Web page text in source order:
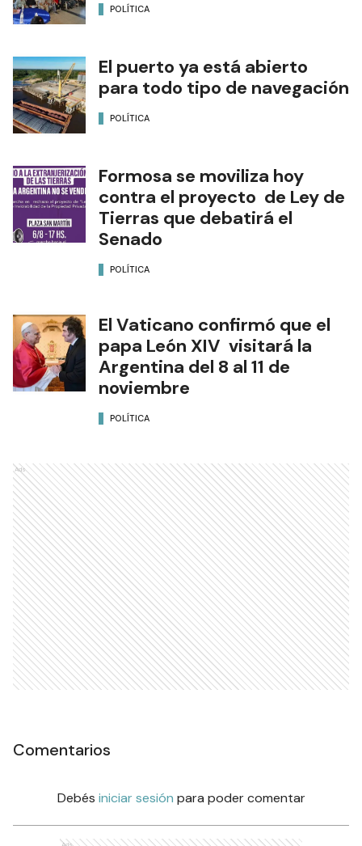
POLÍTICA
El puerto ya está abierto
para todo tipo de navegación
POLÍTICA
Formosa se moviliza hoy
contra el proyecto de Ley de
Tierras que debatirá el
Senado
POLÍTICA
El Vaticano confirmó que el
papa León XIV visitará la
Argentina del 8 al 11 de
noviembre
POLÍTICA
Ads
Comentarios
Debés iniciar sesión para poder comentar